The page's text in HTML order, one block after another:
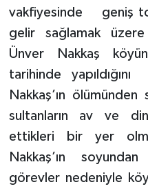
vakfiyesinde
geniş
gelir sağlamak üzere
Ünver Nakkaş
tarihinde yapıldığını
Nakkaş’ın
sultanların av ve
ettikleri bir yer
Nakkaş’ın
görevler nedeniyle